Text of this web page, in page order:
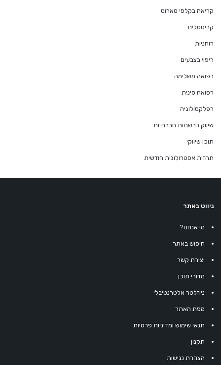
קריאה בקלפי טארוט
קריסטלים
רוחניות
ריפוי בצבעים
רפואה משלימה
רפואה סינית
רפלקסולוגיה
שיווק ברשתות חברתיות
תוכן שיווקי
תחזית אסטרולוגית חודשית
ניווט באתר
מי אנחנו?
חיפוש באתר
יצירת קשר
מדורי תוכן
ניוזלטר אלטרנטיבלי
מפת האתר
תנאי שימוש ומדיניות פרטיות
תקנון
הצהרת נגישות